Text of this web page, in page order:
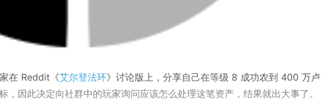
在 Reddit《艾尔登法环》讨论版上，分享自己在等级 8 成功农到 400 万卢
，因此决定向社群中的玩家询问应该怎么处理这笔资产，结果就出大事了。